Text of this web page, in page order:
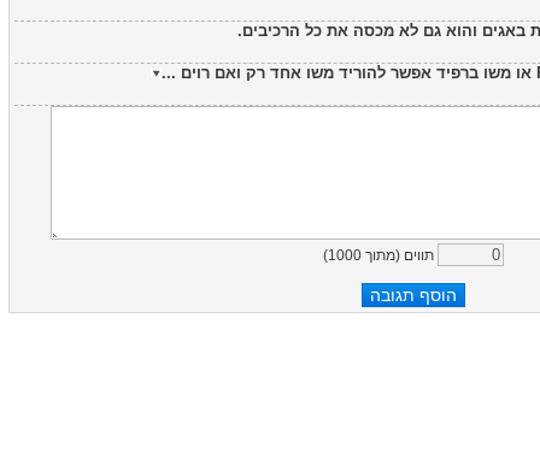
תווים (מתוך 1000
)